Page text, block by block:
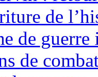
de
de guerre
de